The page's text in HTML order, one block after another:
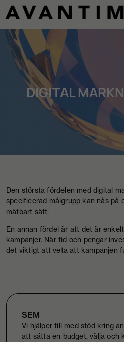
DIGITAL
Den största fördelen med digital
specificerad målgrupp kan nås
mätbart sätt.
En annan fördel är att det är
kampanjer. När tid och pengar
det viktigt att veta att kampanjen
SEM
Vi hjälper till med stöd kring
att sätta en budget, välja och